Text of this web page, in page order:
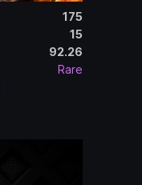
175
15
92.26
Rare